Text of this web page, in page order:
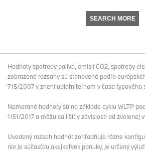
SEARCH MORE
Hodnoty spotreby paliva, emisií CO2, spotreby
zobrazené rozsahy sú stanovené podľa
715/2007 v znení uplatniteľnom v čase typového
Namerané hodnoty sú na základe cyklu WLTP
1151/2017 a môžu sa líšiť v závislosti od zvolenej
Uvedený rozsah hodnôt zohľadňuje rôzne
nie je súčasťou akejkoľvek ponuky, je určený